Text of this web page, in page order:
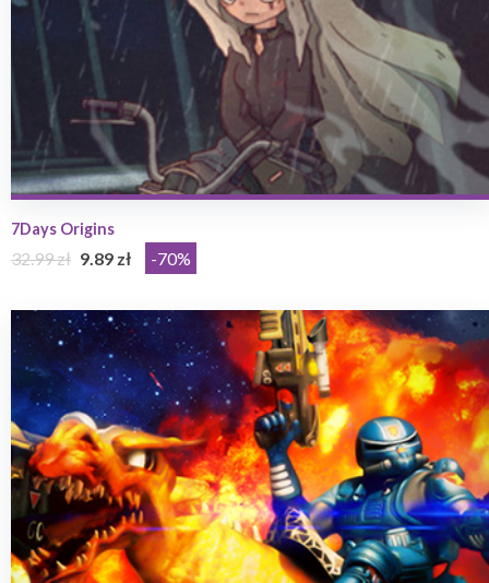
7Days Origins
32.99 zł 9.89 zł -70%